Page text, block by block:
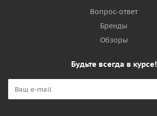
Вопрос-ответ
Бренды
Обзоры
Будьте всегда в курсе!